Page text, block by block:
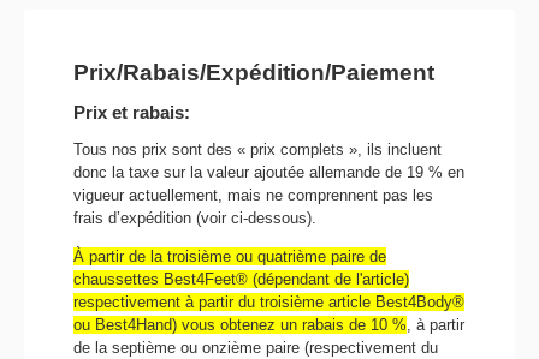
Prix/Rabais/Expédition/Paiement
Prix et rabais:
Tous nos prix sont des « prix complets », ils incluent
donc la taxe sur la valeur ajoutée allemande de 19 % en
vigueur actuellement, mais ne comprennent pas les
frais d’expédition (voir ci-dessous).
À partir de la troisième ou quatrième paire de
chaussettes Best4Feet® (dépendant de l'article)
respectivement à partir du troisième article Best4Body®
ou Best4Hand) vous obtenez un rabais de 10 % , à partir
de la septième ou onzième paire (respectivement du